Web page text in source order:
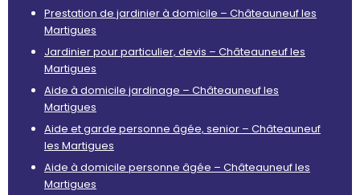
Prestation de jardinier à domicile – Châteauneuf les
Martigues
Jardinier pour particulier, devis – Châteauneuf les
Martigues
Aide à domicile jardinage – Châteauneuf les
Martigues
Aide et garde personne âgée, senior – Châteauneuf
les Martigues
Aide à domicile personne âgée – Châteauneuf les
Martigues